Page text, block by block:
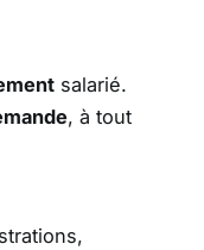
salarié.
, à tout